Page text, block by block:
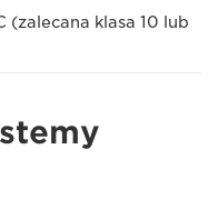
(zalecana klasa 10 lub